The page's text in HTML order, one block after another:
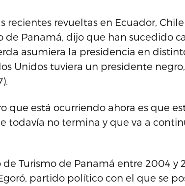
recientes revueltas en Ecuador,
de Panamá, dijo que han sucedido
asumiera la presidencia en
Unidos tuviera un presidente
que está ocurriendo ahora es que
todavía no termina y que va a
de Turismo de Panamá entre 2004 y
partido político con el que se